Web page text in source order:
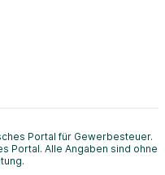
Portal für Gewerbesteuer.
Portal. Alle Angaben sind ohne